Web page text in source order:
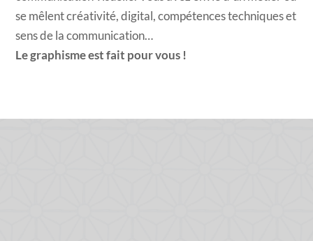
se mêlent créativité, digital, compétences techniques et
sens de la communication…
Le graphisme est fait pour vous !